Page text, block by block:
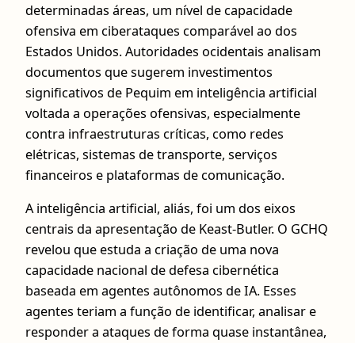
determinadas áreas, um nível de capacidade
ofensiva em ciberataques comparável ao dos
Estados Unidos. Autoridades ocidentais analisam
documentos que sugerem investimentos
significativos de Pequim em inteligência artificial
voltada a operações ofensivas, especialmente
contra infraestruturas críticas, como redes
elétricas, sistemas de transporte, serviços
financeiros e plataformas de comunicação.
A inteligência artificial, aliás, foi um dos eixos
centrais da apresentação de Keast-Butler. O GCHQ
revelou que estuda a criação de uma nova
capacidade nacional de defesa cibernética
baseada em agentes autônomos de IA. Esses
agentes teriam a função de identificar, analisar e
responder a ataques de forma quase instantânea,